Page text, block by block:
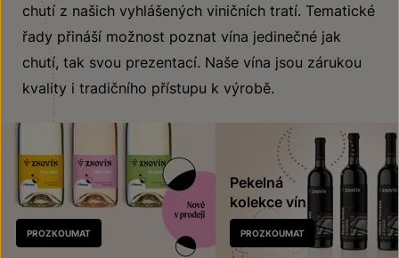
chutí z našich vyhlášených viničních tratí. Tematické
řady přináší možnost poznat vína jedinečné jak
chutí, tak svou prezentací. Naše vína jsou zárukou
kvality i tradičního přístupu k výrobě.
Nově
v prodeji
PROZKOUMAT
Pekelná
kolekce vín
PROZKOUMAT